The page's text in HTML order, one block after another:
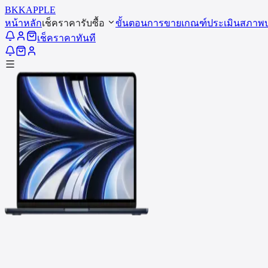
BKKAPPLE
หน้าหลักเช็คราคารับซื้อ ขั้นตอนการขายเกณฑ์ประเมินสภาพ
เช็คราคาทันที